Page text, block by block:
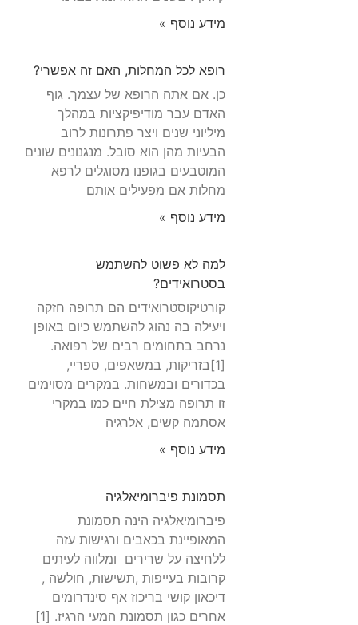
מידע נוסף »
רופא לכל המחלות, האם זה אפשרי?
כן. אם אתה הרופא של עצמך. גוף
האדם עבר מודיפיקציות במהלך
מיליוני שנים ויצר פתרונות לרוב
הבעיות מהן הוא סובל. מנגנונים שונים
המוטבעים בגופנו מסוגלים לרפא
מחלות אם מפעילים אותם
מידע נוסף »
למה לא פשוט להשתמש
בסטרואידים?
קורטיקוסטרואידים הם תרופה חזקה
ויעילה בה נהוג להשתמש כיום באופן
נרחב בתחומים רבים של רפואה.
[1]בזריקות, במשאפים, ספריי,
בכדורים ובמשחות. במקרים מסוימים
זו תרופה מצילת חיים כמו במקרי
אסתמה קשים, אלרגיה
מידע נוסף »
תסמונת פיברומיאלגיה
פיברומיאלגיה הינה תסמונת
המאופיינת בכאבים ורגישות עזה
ללחיצה על שרירים ומלווה לעיתים
קרובות בעייפות ,תשישות, חולשה ,
דיכאון קושי בריכוז אף סינדרומים
אחרים כגון תסמונת המעי הרגיז. [1]